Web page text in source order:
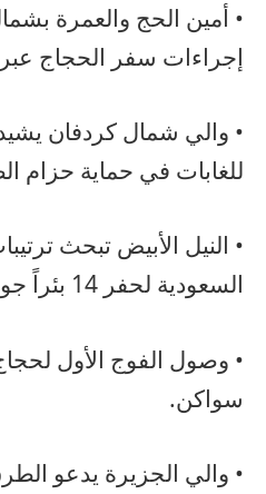
• أمين الحج والعمرة
إجراءات سفر الحجاج
• والي شمال كردفان يشيد
للغابات في حماية حزام
• النيل الأبيض تبحث
السعودية لحفر 14 بئراً جوفياً.
• وصول الفوج الأول
سواكن.
• والي الجزيرة يدعو